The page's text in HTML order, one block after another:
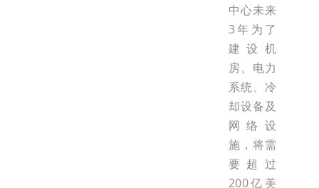
中心未来
3年为了
建设机
房、电力
系统、冷
却设备及
网络设
施，将需
要超过
200亿美